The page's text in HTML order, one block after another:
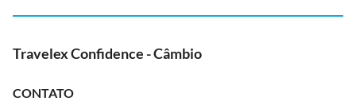
Travelex Confidence - Câmbio
CONTATO